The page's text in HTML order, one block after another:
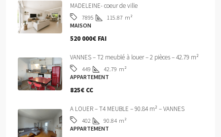
MADELEINE- coeur de ville
7895 115.87 m²
MAISON
520 000€ FAI
VANNES – T2 meublé à louer – 2 pièces – 42.79 m²
449 42.79 m²
APPARTEMENT
825€ CC
A LOUER – T4 MEUBLE – 90.84 m² – VANNES
402 90.84 m²
APPARTEMENT